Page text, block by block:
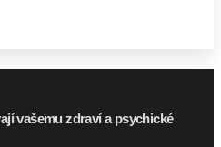
vašemu zdraví a psychické